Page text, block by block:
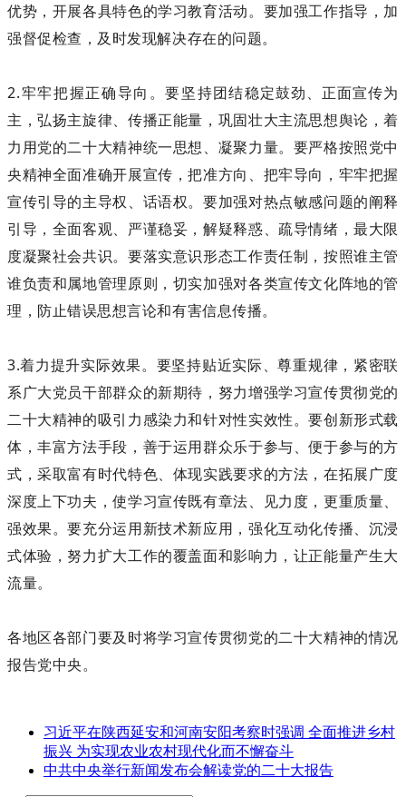
优势，开展各具特色的学习教育活动。要加强工作指导，加
强督促检查，及时发现解决存在的问题。
2.牢牢把握正确导向。要坚持团结稳定鼓劲、正面宣传为
主，弘扬主旋律、传播正能量，巩固壮大主流思想舆论，着
力用党的二十大精神统一思想、凝聚力量。要严格按照党中
央精神全面准确开展宣传，把准方向、把牢导向，牢牢把握
宣传引导的主导权、话语权。要加强对热点敏感问题的阐释
引导，全面客观、严谨稳妥，解疑释惑、疏导情绪，最大限
度凝聚社会共识。要落实意识形态工作责任制，按照谁主管
谁负责和属地管理原则，切实加强对各类宣传文化阵地的管
理，防止错误思想言论和有害信息传播。
3.着力提升实际效果。要坚持贴近实际、尊重规律，紧密联
系广大党员干部群众的新期待，努力增强学习宣传贯彻党的
二十大精神的吸引力感染力和针对性实效性。要创新形式载
体，丰富方法手段，善于运用群众乐于参与、便于参与的方
式，采取富有时代特色、体现实践要求的方法，在拓展广度
深度上下功夫，使学习宣传既有章法、见力度，更重质量、
强效果。要充分运用新技术新应用，强化互动化传播、沉浸
式体验，努力扩大工作的覆盖面和影响力，让正能量产生大
流量。
各地区各部门要及时将学习宣传贯彻党的二十大精神的情况
报告党中央。
习近平在陕西延安和河南安阳考察时强调 全面推进乡村
振兴 为实现农业农村现代化而不懈奋斗
中共中央举行新闻发布会解读党的二十大报告